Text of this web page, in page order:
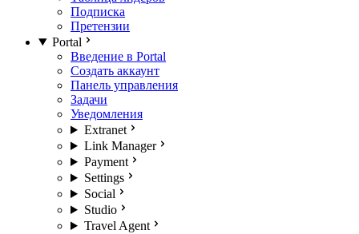
Подписка
Претензии
Portal
Введение в Portal
Создать аккаунт
Панель управления
Задачи
Уведомления
Extranet
Link Manager
Payment
Settings
Social
Studio
Travel Agent